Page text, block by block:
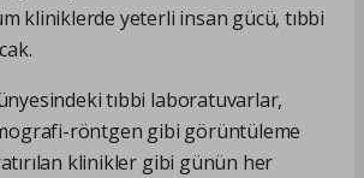
kliniklerde yeterli insan gücü, tıbbi
tıbbi laboratuvarlar,
röntgen gibi görüntüleme
klinikler gibi günün her